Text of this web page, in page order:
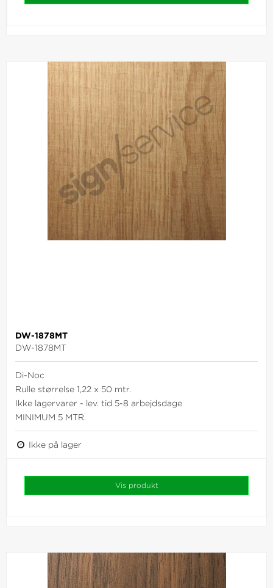
DW-1878MT
DW-1878MT
Di-Noc
Rulle størrelse 1,22 x 50 mtr.
Ikke lagervarer - lev. tid 5-8 arbejdsdage
MINIMUM 5 MTR.
Ikke på lager
Vis produkt